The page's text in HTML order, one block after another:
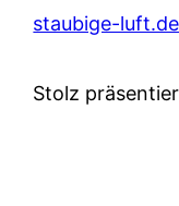
staubige-luft.de
Stolz